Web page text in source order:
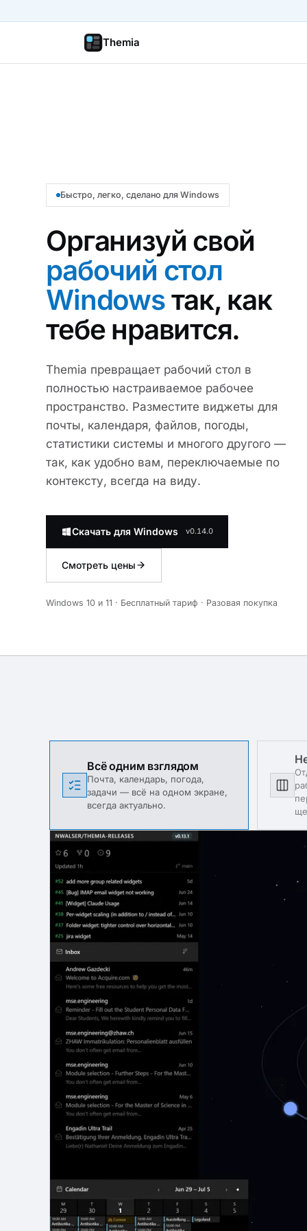
Themia
Быстро, легко, сделано для Windows
Организуй свой
рабочий стол
Windowsтак, как
тебе нравится.
Themia превращает рабочий стол в
полностью настраиваемое рабочее
пространство. Разместите виджеты для
почты, календаря, файлов, погоды,
статистики системы и многого другого —
так, как удобно вам, переключаемые по
контексту, всегда на виду.
Скачать для Windows v0.14.0
Смотреть цены
Windows 10 и 11 · Бесплатный тариф · Разовая покупка
Всё одним взглядом
Почта, календарь, погода,
задачи — всё на одном экране,
всегда актуально.